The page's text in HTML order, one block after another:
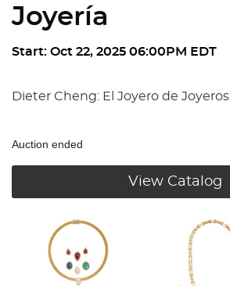
Joyería
Start: Oct 22, 2025 06:00PM EDT
Dieter Cheng: El Joyero de Joyeros
Auction ended
View Catalog